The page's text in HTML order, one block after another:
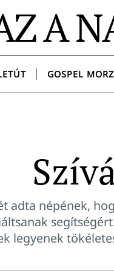
A
GOSPEL
adta népének,
legyenek